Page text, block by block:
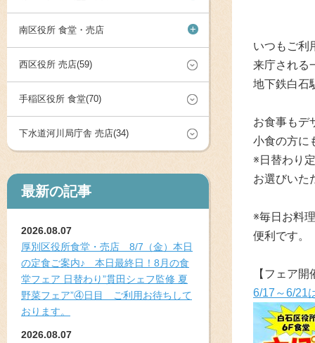
南区役所 食堂・売店 +
西区役所 売店(59)
手稲区役所 食堂(70)
下水道河川局庁舎 売店(34)
最新の記事
2026.08.07
厚別区役所食堂・売店 8/7（金）本日
の定食ご案内♪ 本日最終日！8月の食
堂フェア 日替わり”貫田シェフ監修 夏
野菜フェア”④日目 ご利用お待ちして
おります。
2026.08.07
いつもご利
来庁される
地下鉄白石
お食事もデ
小食の方に
※日替わり
お選びいた
※毎日お料
便利です。
【フェア開
6/17～6/21